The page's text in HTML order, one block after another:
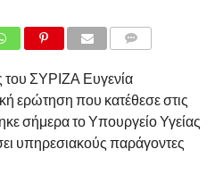
ΣΥΡΙΖΑ Ευγενία
ερώτηση που κατέθεσε στις
σήμερα το Υπουργείο Υγείας
υπηρεσιακούς παράγοντες